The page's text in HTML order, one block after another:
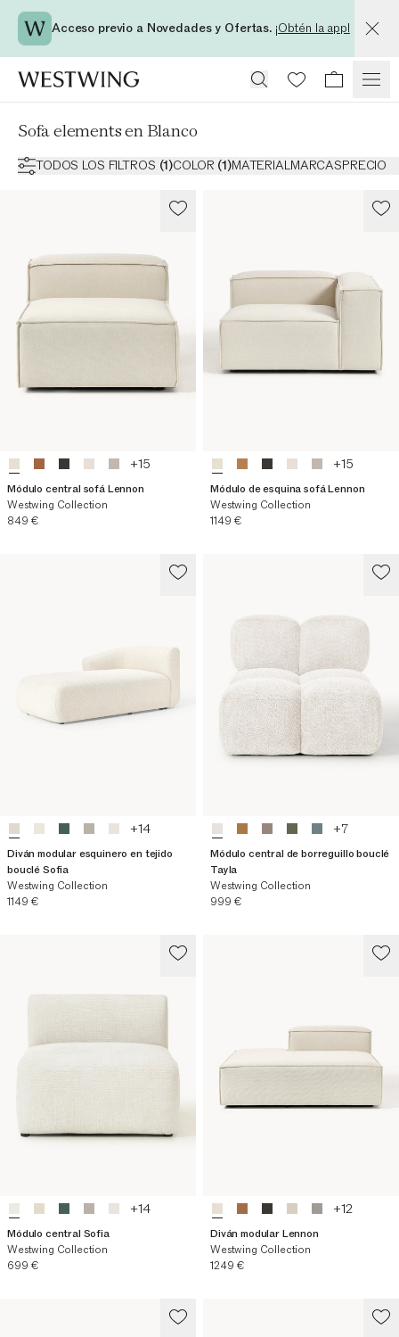
Acceso previo a Novedades y Ofertas. ¡Obtén la app!
Sofa elements en Blanco
TODOS LOS FILTROS (1)COLOR (1)MATERIALMARCASPRECIO
+15
Módulo central sofá Lennon
Westwing Collection
Precio actual
849 €
+15
Módulo de esquina sofá Lennon
Westwing Collection
Precio actual
1149 €
+14
Diván modular esquinero en tejido
bouclé Sofia
Westwing Collection
Precio actual
1149 €
+7
Módulo central de borreguillo bouclé
Tayla
Westwing Collection
Precio actual
999 €
+14
Módulo central Sofia
Westwing Collection
Precio actual
699 €
+12
Diván modular Lennon
Westwing Collection
Precio actual
1249 €